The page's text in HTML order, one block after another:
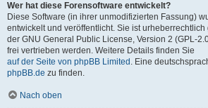
Wer hat diese Forensoftware entwickelt?
Diese Software (in ihrer unmodifizierten Fassung)
entwickelt und veröffentlicht. Sie ist
der GNU General Public License, Version 2 (GPL-
frei vertrieben werden. Weitere Details finden Sie
auf der Seite von phpBB Limited . Eine
phpBB.de zu finden.
Nach oben